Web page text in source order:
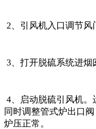
2、引风机入口调节
3、打开脱硫系统进烟
4、启动脱硫引风机。
同时调整管式炉出口
炉压正常。